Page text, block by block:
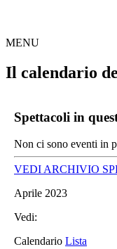
MENU
Il calendario
Spettacoli in
Non ci sono eventi in
VEDI ARCHIVIO
Aprile 2023
Vedi:
Calendario Lista